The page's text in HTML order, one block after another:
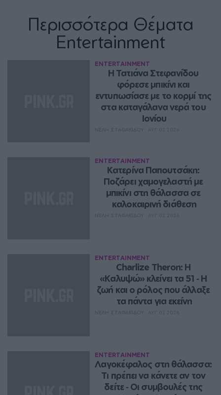
Περισσότερα Θέματα
Entertainment
ENTERTAINMENT
Η Τατιάνα Στεφανίδου
φόρεσε μπικίνι και
εντυπωσίασε με το κορμί της
στα καταγάλανα νερά του
Ιονίου
ENTERTAINMENT
Κατερίνα Παπουτσάκη:
Ποζάρει χαμογελαστή με
μπικίνι στη θάλασσα σε
καλοκαιρινή διάθεση
ENTERTAINMENT
Charlize Theron: Η
«Καλυψώ» κλείνει τα 51 ‑ H
ζωή και ο ρόλος που άλλαξε
τα πάντα για εκείνη
ENTERTAINMENT
Λαγοκέφαλος στη θάλασσα:
Τι πρέπει να κάνετε αν τον
δείτε ‑ Οι συμβουλές της